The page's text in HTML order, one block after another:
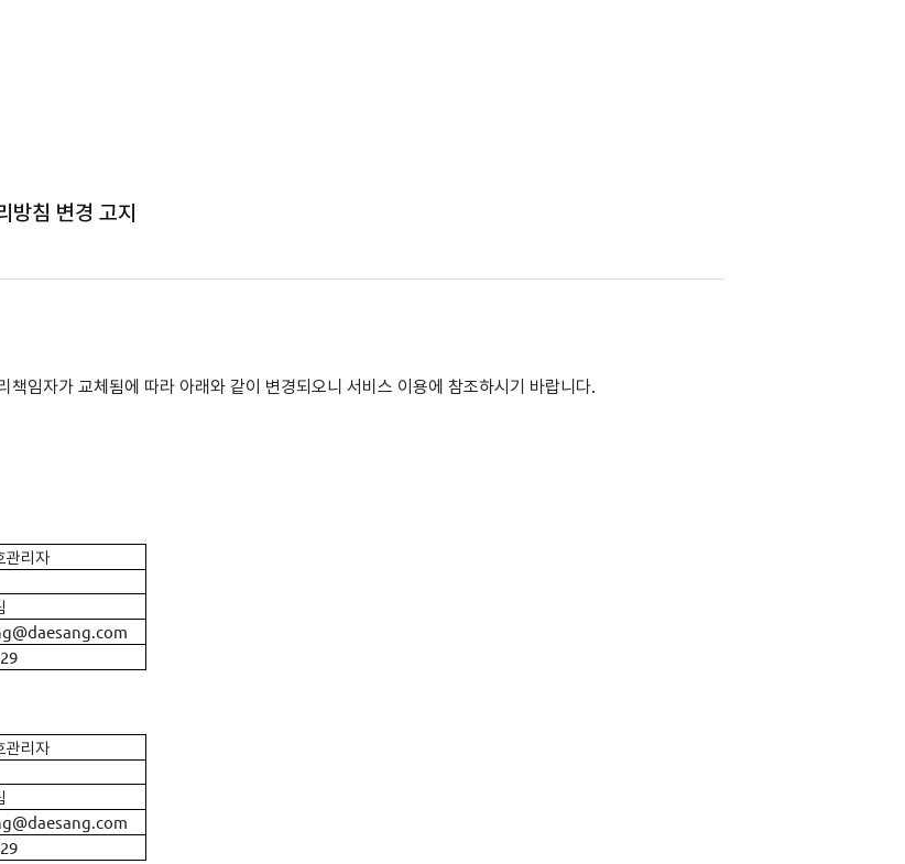
방침 변경 고지
책임자가 교체됨에 따라 아래와 같이 변경되오니서비스 이용에 참조하시기 바랍니다.
관리자
관리자